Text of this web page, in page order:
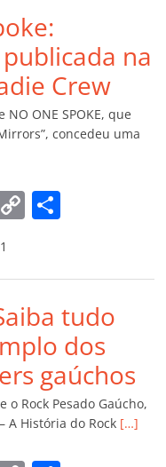
Li
n
k
til
h
ar
na
Crew
ONE SPOKE, que
concedeu uma
C
y
Li
n
k
p
ar
til
h
ar
tudo
dos
gaúchos
o Rock Pesado Gaúcho,
A História do Rock […]